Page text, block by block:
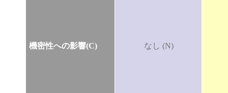
機密性への影響(C) なし (N)